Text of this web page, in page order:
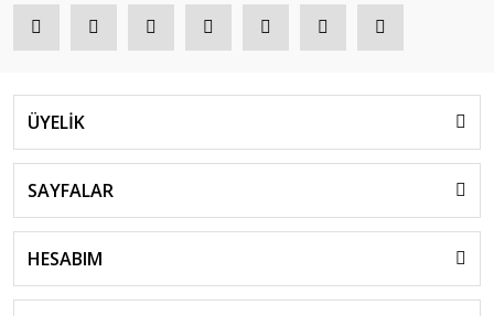
ÜYELİK
SAYFALAR
HESABIM